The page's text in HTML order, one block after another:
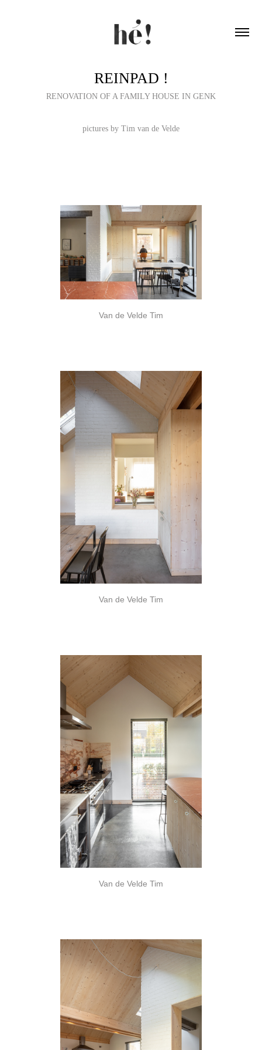
REINPAD !
RENOVATION OF A FAMILY HOUSE IN GENK
pictures by Tim van de Velde
Van de Velde Tim
Van de Velde Tim
Van de Velde Tim